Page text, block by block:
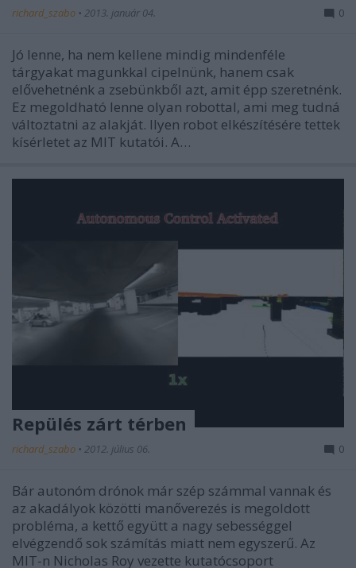
richard_szabo • 2013. január 04. 0
Jó lenne, ha nem kellene mindig mindenféle
tárgyakat magunkkal cipelnünk, hanem csak
elővehetnénk a zsebünkből azt, amit épp szeretnénk.
Ez megoldható lenne olyan robottal, ami meg tudná
változtatni az alakját. Ilyen robot elkészítésére tettek
kísérletet az MIT kutatói. A…
Repülés zárt térben
richard_szabo • 2012. július 06. 0
Bár autonóm drónok már szép számmal vannak és
az akadályok közötti manőverezés is megoldott
probléma, a kettő együtt a nagy sebességgel
elvégzendő sok számítás miatt nem egyszerű. Az
MIT-n Nicholas Roy vezette kutatócsoport